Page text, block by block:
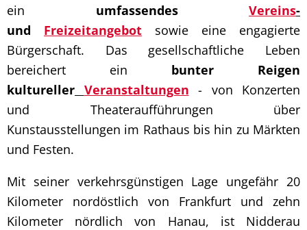
ein umfassendes Vereins-
und Freizeitangebot sowie eine engagierte
Bürgerschaft. Das gesellschaftliche Leben
bereichert ein bunter Reigen
kultureller Veranstaltungen - von Konzerten
und Theateraufführungen über
Kunstausstellungen im Rathaus bis hin zu Märkten
und Festen.
Mit seiner verkehrsgünstigen Lage ungefähr 20
Kilometer nordöstlich von Frankfurt und zehn
Kilometer nördlich von Hanau, ist Nidderau